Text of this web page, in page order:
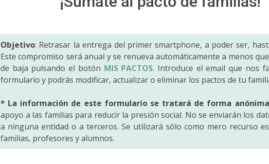
Objetivo: Retrasar la entrega del primer smartphone, a poder ser,
Este compromiso será anual y se renueva automáticamente a menos
de baja pulsando el botón MIS PACTOS. Introduce el email que nos
formulario y podrás modificar, actualizar o eliminar los pactos de tu
* La información de este formulario se tratará de forma
apoyo a las familias para reducir la presión social. No se enviarán los
a ninguna entidad o a terceros. Se utilizará sólo como mero recurso
familias, profesores y alumnos.